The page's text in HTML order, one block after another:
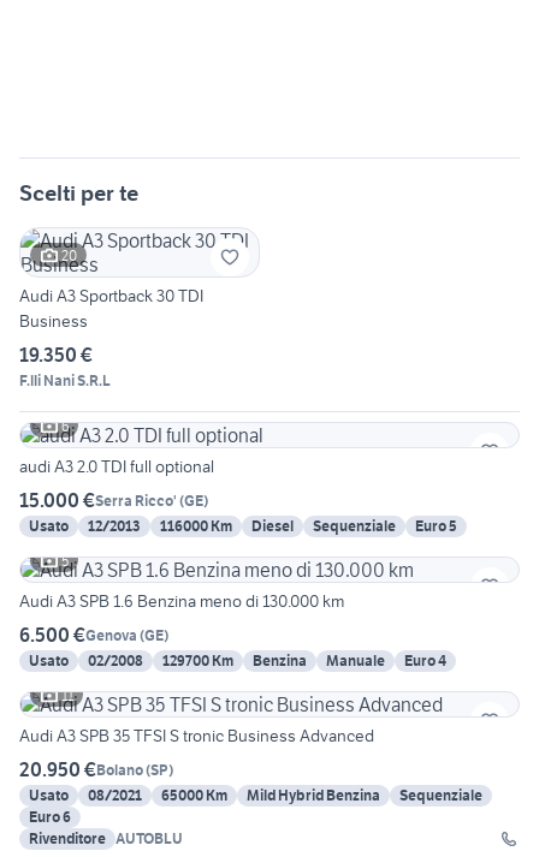
Scelti per te
20
Audi A3 Sportback 30 TDI
Business
19.350 €
F.lli Nani S.R.L
6
audi A3 2.0 TDI full optional
15.000 €Serra Ricco' (GE)
Usato
12/2013 116000 Km Diesel Sequenziale
Euro 5
5
Audi A3 SPB 1.6 Benzina meno di 130.000 km
6.500 €Genova (GE)
Usato
02/2008 129700 Km Benzina Manuale
Euro 4
11
Audi A3 SPB 35 TFSI S tronic Business Advanced
20.950 €Bolano(SP)
Usato
08/2021 65000 Km Mild Hybrid Benzina
Sequenziale
Euro 6
Rivenditore AUTOBLU